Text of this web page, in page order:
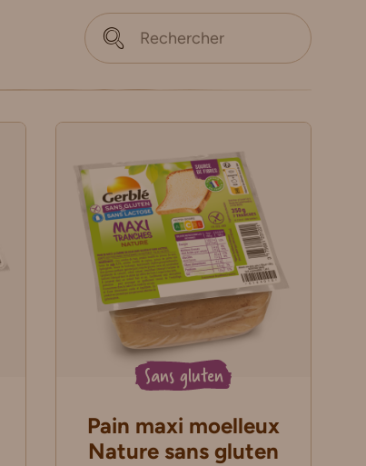
Sans gluten
Pain maxi moelleux
Nature sans gluten